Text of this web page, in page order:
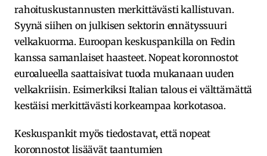
rahoituskustannusten merkittävästi kallistuvan.
Syynä siihen on julkisen sektorin ennätyssuuri
velkakuorma. Euroopan keskuspankilla on Fedin
kanssa samanlaiset haasteet. Nopeat koronnostot
euroalueella saattaisivat tuoda mukanaan uuden
velkakriisin. Esimerkiksi Italian talous ei välttämättä
kestäisi merkittävästi korkeampaa korkotasoa.
Keskuspankit myös tiedostavat, että nopeat
koronnostot lisäävät taantumien